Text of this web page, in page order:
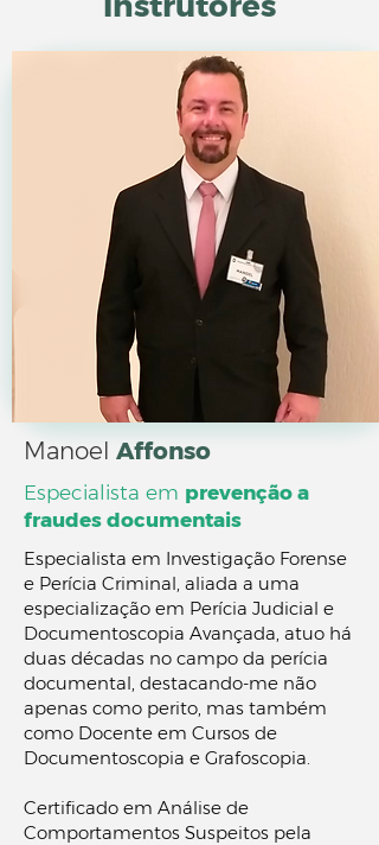
Manoel Affonso
Especialista em prevenção a
fraudes documentais
Especialista em Investigação Forense
e Perícia Criminal, aliada a uma
especialização em Perícia Judicial e
Documentoscopia Avançada, atuo há
duas décadas no campo da perícia
documental, destacando-me não
apenas como perito, mas também
como Docente em Cursos de
Documentoscopia e Grafoscopia.
Certificado em Análise de
Comportamentos Suspeitos pela